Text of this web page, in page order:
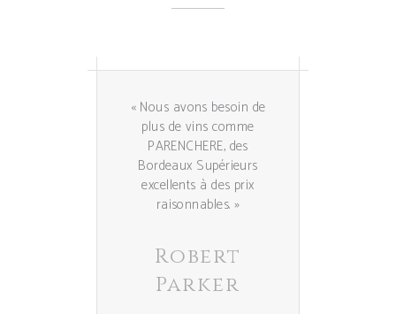
« Nous avons besoin de
plus de vins comme
PARENCHERE, des
Bordeaux Supérieurs
excellents à des prix
raisonnables. »
Robert
Parker